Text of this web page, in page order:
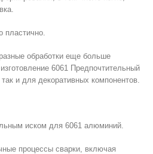
пластично.
обработки еще больше
6061 Предпочтительный
и для декоративных компонентов.
иском для 6061 алюминий.
процессы сварки, включая